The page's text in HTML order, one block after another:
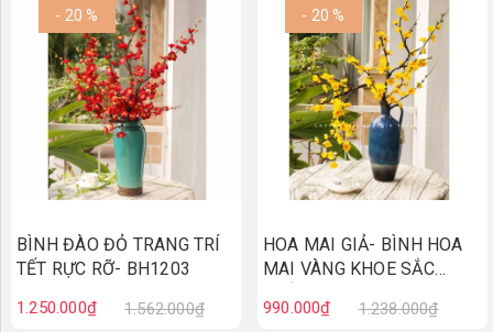
- 20 %
BÌNH ĐÀO ĐỎ TRANG TRÍ
TẾT RỰC RỠ- BH1203
1.250.000₫ 1.562.000₫
- 20 %
HOA MAI GIẢ- BÌNH HOA
MAI VÀNG KHOE SẮC
990.000₫ 1.238.000₫